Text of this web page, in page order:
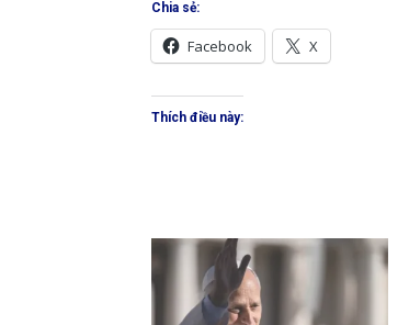
Chia sẻ:
Facebook X
Thích điều này: